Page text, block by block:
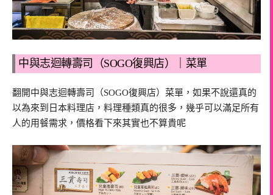
中與志迴轉壽司（SOGO復興店）｜菜單
翻開中與志迴轉壽司（SOGO復興店）菜單，如果不說還真的
以為來到日本料理店，料理種類真的很多，幾乎可以滿足所有
人的用餐需求，價格看下來其實也不算貴呢